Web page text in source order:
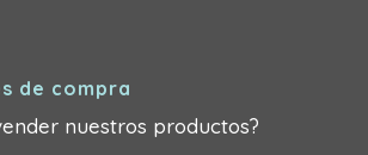
de compra
nuestros productos?